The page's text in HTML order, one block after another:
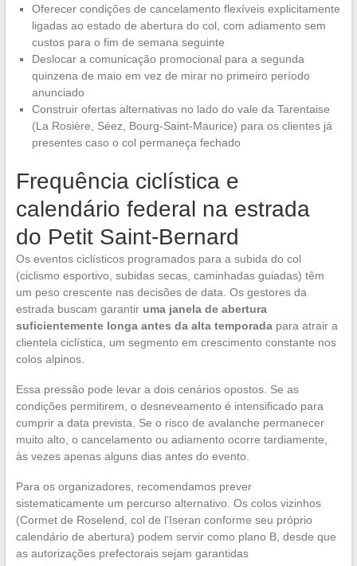
Oferecer condições de cancelamento flexíveis explicitamente
ligadas ao estado de abertura do col, com adiamento sem
custos para o fim de semana seguinte
Deslocar a comunicação promocional para a segunda
quinzena de maio em vez de mirar no primeiro período
anunciado
Construir ofertas alternativas no lado do vale da Tarentaise
(La Rosière, Séez, Bourg-Saint-Maurice) para os clientes já
presentes caso o col permaneça fechado
Frequência ciclística e
calendário federal na estrada
do Petit Saint-Bernard
Os eventos ciclísticos programados para a subida do col
(ciclismo esportivo, subidas secas, caminhadas guiadas) têm
um peso crescente nas decisões de data. Os gestores da
estrada buscam garantir uma janela de abertura
suficientemente longa antes da alta temporadapara atrair a
clientela ciclística, um segmento em crescimento constante nos
colos alpinos.
Essa pressão pode levar a dois cenários opostos. Se as
condições permitirem, o desneveamento é intensificado para
cumprir a data prevista. Se o risco de avalanche permanecer
muito alto, o cancelamento ou adiamento ocorre tardiamente,
às vezes apenas alguns dias antes do evento.
Para os organizadores, recomendamos prever
sistematicamente um percurso alternativo. Os colos vizinhos
(Cormet de Roselend, col de l’Iseran conforme seu próprio
calendário de abertura) podem servir como plano B, desde que
as autorizações prefectorais sejam garantidas